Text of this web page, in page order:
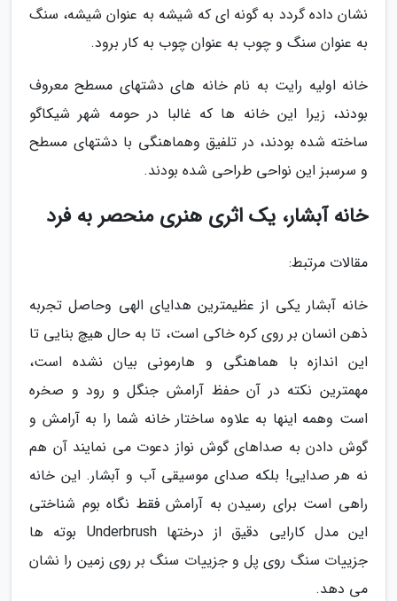
نشان داده گردد به گونه ای که شیشه به عنوان شیشه، سنگ
به عنوان سنگ و چوب به عنوان چوب به کار برود.
خانه اولیه رایت به نام خانه های دشتهای مسطح معروف
بودند، زیرا این خانه ها که غالبا در حومه شهر شیکاگو
ساخته شده بودند، در تلفیق وهماهنگی با دشتهای مسطح
و سرسبز این نواحی طراحی شده بودند.
خانه آبشار، یک اثری هنری منحصر به فرد
مقالات مرتبط:
خانه آبشار یکی از عظیمترین هدایای الهی وحاصل تجربه
ذهن انسان بر روی کره خاکی است، تا به حال هیچ بنایی تا
این اندازه با هماهنگی و هارمونی بیان نشده است،
مهمترین نکته در آن حفظ آرامش جنگل و رود و صخره
است وهمه اینها به علاوه ساختار خانه شما را به آرامش و
گوش دادن به صداهای گوش نواز دعوت می نمایند آن هم
نه هر صدایی! بلکه صدای موسیقی آب و آبشار. این خانه
راهی است برای رسیدن به آرامش فقط نگاه بوم شناختی
این مدل کارایی دقیق از درختها Underbrush بوته ها
جزییات سنگ روی پل و جزییات سنگ بر روی زمین را نشان
می دهد.